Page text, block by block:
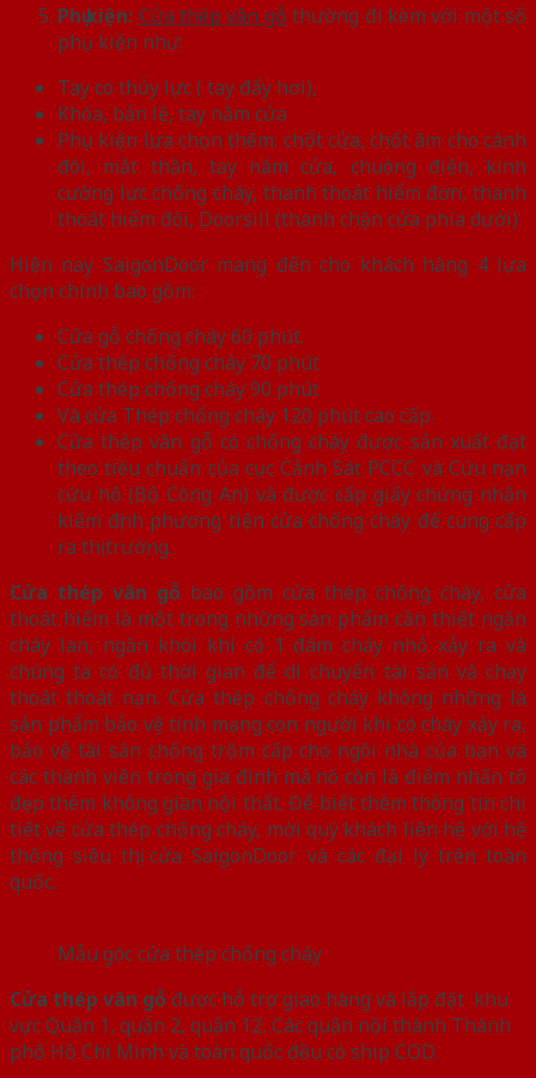
Phụ kiện: Cửa thép vân gỗ thường đi kèm với một số
phụ kiện như:
Tay co thủy lực ( tay đẩy hơi),
Khóa, bản lề, tay nắm cửa
Phụ kiện lựa chọn thêm: chốt cửa, chốt âm cho cánh
đôi, mắt thần, tay nắm cửa, chuông điện, kính
cường lực chống cháy, thanh thoát hiểm đơn, thanh
thoát hiểm đôi, Doorsill (thanh chặn cửa phía dưới)
Hiện nay SaigonDoor mang đến cho khách hàng 4 lựa
chọn chính bao gồm:
Cửa gỗ chống cháy 60 phút.
Cửa thép chống cháy 70 phút
Cửa thép chống cháy 90 phút
Và cửa Thép chống cháy 120 phút cao cấp.
Cửa thép vân gỗ có chống cháy được sản xuất đạt
theo tiêu chuẩn của cục Cảnh Sát PCCC và Cứu nạn
cứu hộ (Bộ Công An) và được cấp giấy chứng nhận
kiểm định phương tiện cửa chống cháy để cung cấp
ra thị trường.
Cửa thép vân gỗ bao gồm cửa thép chống cháy, cửa
thoát hiểm là một trong những sản phẩm cần thiết ngăn
cháy lan, ngăn khói khi có 1 đám cháy nhỏ xảy ra và
chúng ta có đủ thời gian để di chuyển tài sản và chạy
thoát thoát nạn. Cửa thép chống cháy không những là
sản phẩm bảo vệ tính mạng con người khi có cháy xảy ra,
bảo vệ tài sản chống trộm cấp cho ngôi nhà của bạn và
các thành viên trong gia đình mà nó còn là điểm nhấn tô
đẹp thêm không gian nội thất. Để biết thêm thông tin chi
tiết về cửa thép chống cháy, mời quý khách liên hệ với hệ
thống siêu thị cửa SaigonDoor và các đại lý trên toàn
quốc.
Mẫu góc cửa thép chống cháy
Cửa thép vân gỗ được hỗ trợ giao hàng và lắp đặt khu
vực Quận 1, quận 2, quận 12, Các quận nội thành Thành
phố Hồ Chí Minh và toàn quốc đều có ship COD.